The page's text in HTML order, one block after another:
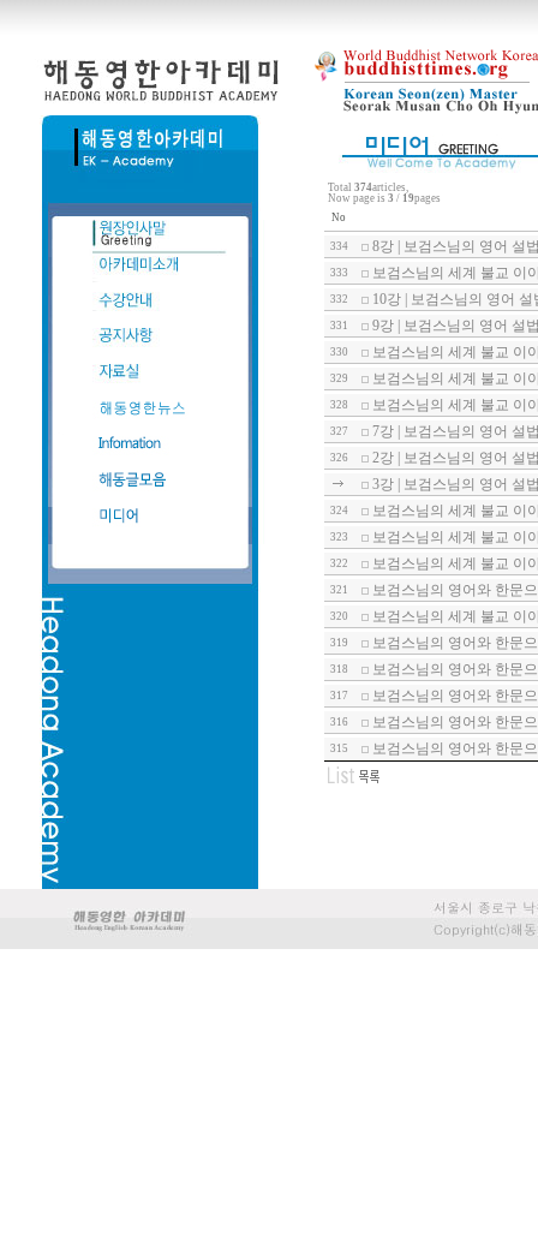
Total 374articles,
Now page is 3 / 19pages
No
334 8강 | 보검스님의 영어 설
333 보검스님의 세계 불교 이
332 10강 | 보검스님의 영어 설
331 9강 | 보검스님의 영어 설
330 보검스님의 세계 불교 이
329 보검스님의 세계 불교 이
328 보검스님의 세계 불교 이
327 7강 | 보검스님의 영어 설
326
2강 | 보검스님의 영어 설
3강 | 보검스님의 영어 설
324 보검스님의 세계 불교 이
323 보검스님의 세계 불교 이
322 보검스님의 세계 불교 이
321 보검스님의 영어와 한문
320 보검스님의 세계 불교 이
319 보검스님의 영어와 한문
318 보검스님의 영어와 한문
317 보검스님의 영어와 한문
316 보검스님의 영어와 한문
315 보검스님의 영어와 한문